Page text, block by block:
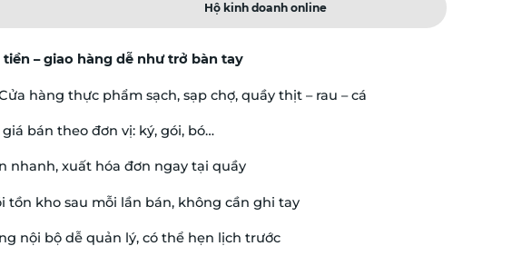
Hộ kinh doanh online
tiền – giao hàng dễ như trở bàn tay
hàng thực phẩm sạch, sạp chợ, quầy thịt – rau – cá
bán theo đơn vị: ký, gói, bó…
nhanh, xuất hóa đơn ngay tại quầy
tồn kho sau mỗi lần bán, không cần ghi tay
nội bộ dễ quản lý, có thể hẹn lịch trước